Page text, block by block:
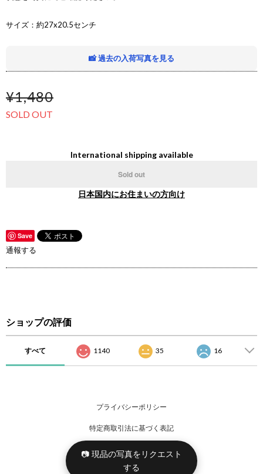
サイズ：約27x20.5センチ
📸 過去の入荷写真を見る
¥1,480
SOLD OUT
International shipping available
Sold out
日本国内にお住まいの方向け
Save
通報する
ショップの評価
すべて 1140 35 16
プライバシーポリシー
特定商取引法に基づく表記
📷 現品の写真をリクエスト
する